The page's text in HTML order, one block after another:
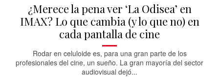
¿Merece la pena ver ‘La Odisea’ en
IMAX? Lo que cambia (y lo que no) en
cada pantalla de cine
Rodar en celuloide es, para una gran parte de los
profesionales del cine, un sueño. La gran mayoría del sector
audiovisual dejó...